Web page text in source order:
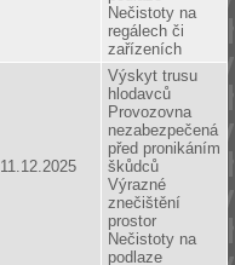
Nečistoty na
regálech či
zařízeních
11.12.2025
Výskyt trusu
hlodavců
Provozovna
nezabezpečená
před pronikáním
škůdců
Výrazné
znečištění
prostor
Nečistoty na
podlaze